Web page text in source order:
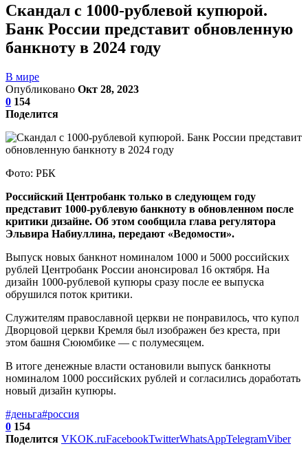
Скандал с 1000-рублевой купюрой.
Банк России представит обновленную
банкноту в 2024 году
В мире
Опубликовано Окт 28, 2023
0 154
Поделится
Фото: РБК
Российский Центробанк только в следующем году
представит 1000-рублевую банкноту в обновленном после
критики дизайне. Об этом сообщила глава регулятора
Эльвира Набиуллина, передают «Ведомости».
Выпуск новых банкнот номиналом 1000 и 5000 российских
рублей Центробанк России анонсировал 16 октября. На
дизайн 1000-рублевой купюры сразу после ее выпуска
обрушился поток критики.
Служителям православной церкви не понравилось, что купол
Дворцовой церкви Кремля был изображен без креста, при
этом башня Сююмбике — с полумесяцем.
В итоге денежные власти остановили выпуск банкноты
номиналом 1000 российских рублей и согласились доработать
новый дизайн купюры.
#деньга#россия
0 154
Поделится VKOK.ruFacebookTwitterWhatsAppTelegramViber